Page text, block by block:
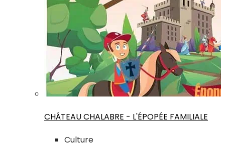
CHÂTEAU CHALABRE - L'ÉPOPÉE FAMILIALE
Culture